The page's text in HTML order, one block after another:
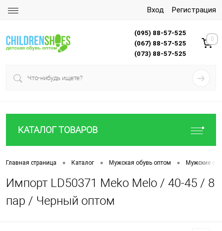
Вход Регистрация
(095) 88-57-525
(067) 88-57-525
(073) 88-57-525
0
КАТАЛОГ ТОВАРОВ
Главная страница • Каталог • Мужская обувь оптом • Мужские
Импорт LD50371 Meko Melo / 40-45 / 8
пар / Черный оптом